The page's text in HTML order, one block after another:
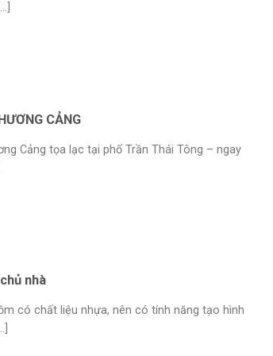
CẢNG
Cảng tọa lạc tại phố Trần Thái Tông – ngay
nhà
có chất liệu nhựa, nên có tính năng tạo hình